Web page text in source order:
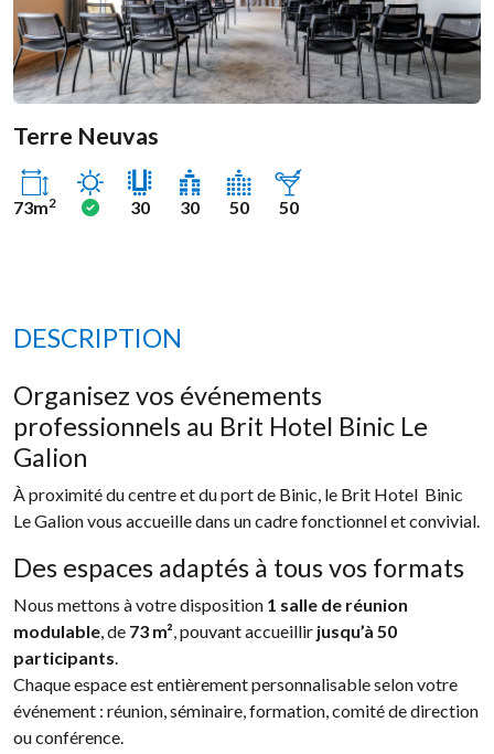
Terre Neuvas
73m2
Ensoleillé
Oui
30
30 50 50
DESCRIPTION
Organisez vos événements
professionnels au Brit Hotel Binic Le
Galion
À proximité du centre et du port de Binic, le Brit Hotel Binic
Le Galion vous accueille dans un cadre fonctionnel et convivial.
Des espaces adaptés à tous vos formats
Nous mettons à votre disposition 1 salle de réunion
modulable, de 73 m², pouvant accueillir jusqu’à 50
participants.
Chaque espace est entièrement personnalisable selon votre
événement : réunion, séminaire, formation, comité de direction
ou conférence.